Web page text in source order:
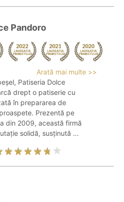
Pandoro
Arată mai multe >>
Patiseria Dolce
drept o patiserie cu
în prepararea de
Prezentă pe
din 2009, această firmă
solidă, susținută ...